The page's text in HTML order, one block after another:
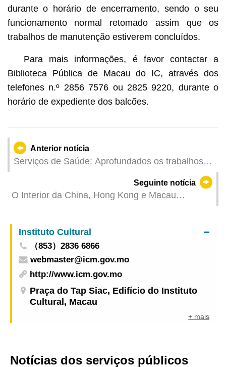
durante o horário de encerramento, sendo o seu
funcionamento normal retomado assim que os
trabalhos de manutenção estiverem concluídos.
Para mais informações, é favor contactar a
Biblioteca Pública de Macau do IC, através dos
telefones n.º 2856 7576 ou 2825 9220, durante o
horário de expediente dos balcões.
Anterior notícia
Serviços de Saúde: Aprofundados os trabalhos
promoção da saúde, através do programa
“Comunidade Saudável”, em conjunto das
Seguinte notícia
O Interior da China, Hong Kong e Macau
sentido de aprofundar o reconhecimento mútuo
dos padrões de aeronavegabilidade e a
cooperação no âmbito do C929
Instituto Cultural
（853）2836 6866
webmaster@icm.gov.mo
http://www.icm.gov.mo
Praça do Tap Siac, Edifício do Instituto
Cultural, Macau
+ mais
Notícias dos serviços públicos